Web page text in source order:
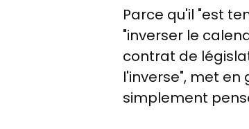
Parce qu'il "est
"inverser le
contrat de
l'inverse", met en
simplement